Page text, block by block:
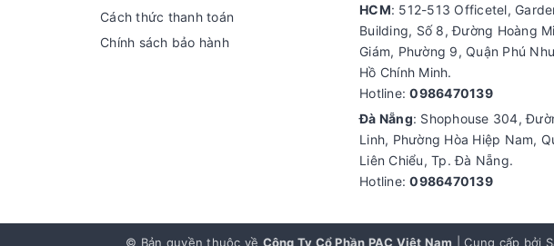
Cách thức thanh toán
Chính sách bảo hành
HCM: 512-513 Officetel,
Building, Số 8, Đường Hoàng
Giám, Phường 9, Quận Phú
Hồ Chính Minh.
Hotline:0986470139
Đà Nẵng: Shophouse 304,
Linh, Phường Hòa Hiệp Nam,
Liên Chiểu, Tp. Đà Nẵng.
Hotline:0986470139
© Bản quyền thuộc về Công Ty Cổ Phần PAC Việt Nam Cung cấp bởi